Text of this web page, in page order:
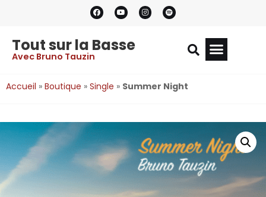
Tout sur la Basse
Avec Bruno Tauzin
Accueil » Boutique » Single » Summer Night